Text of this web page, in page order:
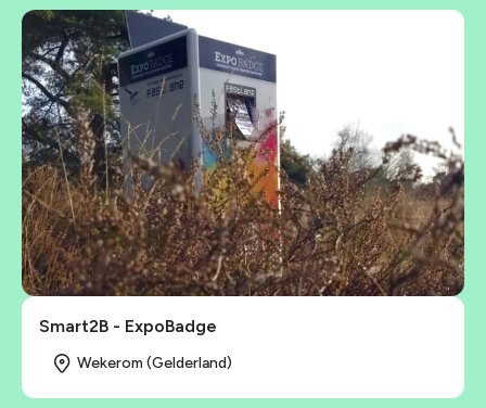
Smart2B - ExpoBadge
Wekerom (Gelderland)